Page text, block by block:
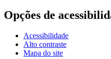
Opções de
Acessibilidade
Alto contraste
Mapa do site